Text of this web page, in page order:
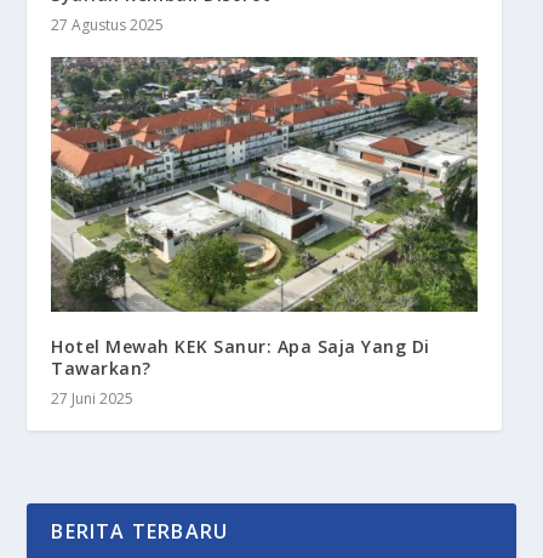
27 Agustus 2025
Hotel Mewah KEK Sanur: Apa Saja Yang Di
Tawarkan?
27 Juni 2025
BERITA TERBARU